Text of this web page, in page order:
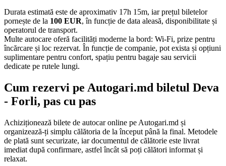
Durata estimată este de aproximativ 17h 15m, iar prețul biletelor
pornește de la 100 EUR, în funcție de data aleasă, disponibilitate și
operatorul de transport.
Multe autocare oferă facilități moderne la bord: Wi-Fi, prize pentru
încărcare și loc rezervat. În funcție de companie, pot exista și opțiuni
suplimentare pentru confort, spațiu pentru bagaje sau servicii
dedicate pe rutele lungi.
Cum rezervi pe Autogari.md biletul Deva
- Forli, pas cu pas
Achiziționează bilete de autocar online pe Autogari.md și
organizează-ți simplu călătoria de la început până la final. Metodele
de plată sunt securizate, iar documentul de călătorie este livrat
imediat după confirmare, astfel încât să poți călători informat și
relaxat.